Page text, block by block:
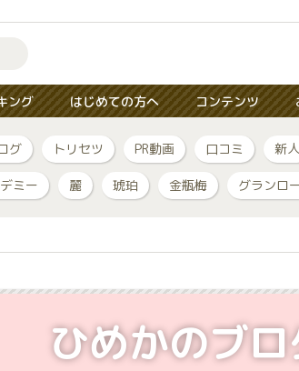
ング はじめての方へ コンテンツ
グ トリセツ PR動画 口コミ 新人
ミー 麗 琥珀 金瓶梅 グランロ
ひめかのブ